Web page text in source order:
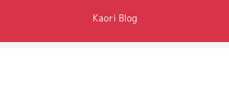
Kaori Blog